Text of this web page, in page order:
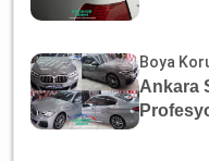
Boya
Ankara